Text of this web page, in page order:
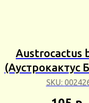
Austrocactus
(Аустрокактус
2шт Сбор
SKU: